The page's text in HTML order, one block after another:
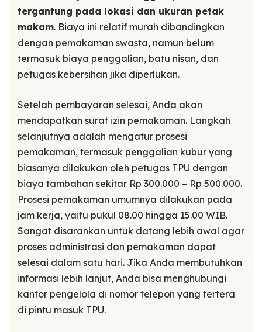
tergantung pada lokasi dan ukuran petak
makam. Biaya ini relatif murah dibandingkan
dengan pemakaman swasta, namun belum
termasuk biaya penggalian, batu nisan, dan
petugas kebersihan jika diperlukan.
Setelah pembayaran selesai, Anda akan
mendapatkan surat izin pemakaman. Langkah
selanjutnya adalah mengatur prosesi
pemakaman, termasuk penggalian kubur yang
biasanya dilakukan oleh petugas TPU dengan
biaya tambahan sekitar Rp 300.000 – Rp 500.000.
Prosesi pemakaman umumnya dilakukan pada
jam kerja, yaitu pukul 08.00 hingga 15.00 WIB.
Sangat disarankan untuk datang lebih awal agar
proses administrasi dan pemakaman dapat
selesai dalam satu hari. Jika Anda membutuhkan
informasi lebih lanjut, Anda bisa menghubungi
kantor pengelola di nomor telepon yang tertera
di pintu masuk TPU.